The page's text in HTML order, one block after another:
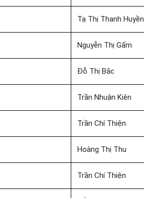
Tạ Thị Thanh Huyền
Nguyễn Thị Gấm
Đỗ Thị Bắc
Trần Nhuận Kiên
Trần Chí Thiện
Hoàng Thị Thu
Trần Chí Thiện